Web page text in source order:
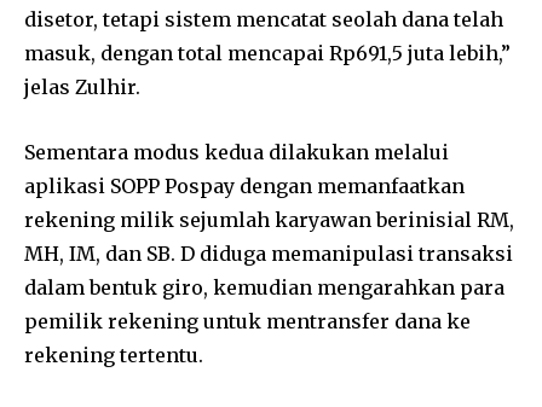
disetor, tetapi sistem mencatat seolah dana telah
masuk, dengan total mencapai Rp691,5 juta lebih,”
jelas Zulhir.
Sementara modus kedua dilakukan melalui
aplikasi SOPP Pospay dengan memanfaatkan
rekening milik sejumlah karyawan berinisial RM,
MH, IM, dan SB. D diduga memanipulasi transaksi
dalam bentuk giro, kemudian mengarahkan para
pemilik rekening untuk mentransfer dana ke
rekening tertentu.